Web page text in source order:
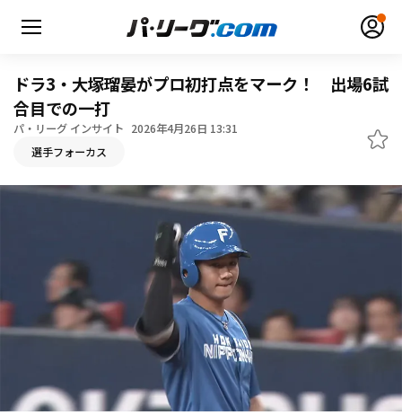
HOME
日程・結果
順位表･成績
ファーム東地区
ドラ3・大塚瑠晏がプロ初打点をマーク！ 出場6試
合目での一打
パ・リーグ インサイト 2026年4月26日 13:31
選手フォーカス